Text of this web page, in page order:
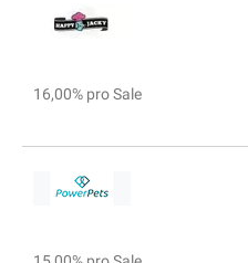
16,00% pro Sale